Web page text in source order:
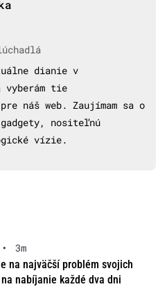
dianie v
vyberám tie
náš web. Zaujímam sa o
nositeľnú
vízie.
•
3m
na najväčší problém svojich
nabíjanie každé dva dni